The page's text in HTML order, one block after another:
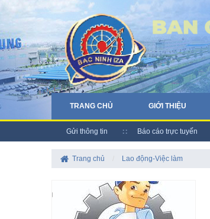
TRANG CHỦ GIỚI THIỆU
Gửi thông tin Báo cáo trực tuyến
Trang chủ Lao động-Việc làm